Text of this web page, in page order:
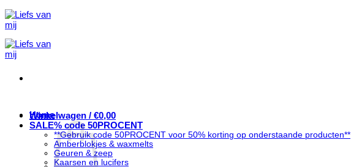
Ga
naar
inhoud
Winkelwagen / €0,00
Home
SALE% code 50PROCENT
**Gebruik code 50PROCENT voor 50% korting op onderstaande producten**
Amberblokjes & waxmelts
Geuren & zeep
Kaarsen en lucifers